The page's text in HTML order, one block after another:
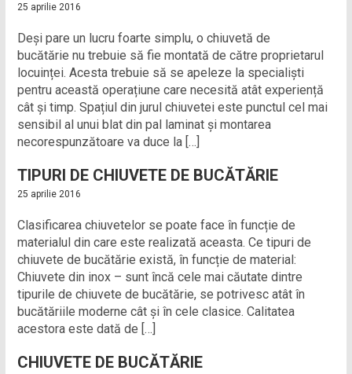
25 aprilie 2016
Deși pare un lucru foarte simplu, o chiuvetă de
bucătărie nu trebuie să fie montată de către proprietarul
locuinței. Acesta trebuie să se apeleze la specialiști
pentru această operațiune care necesită atât experiență
cât și timp. Spațiul din jurul chiuvetei este punctul cel mai
sensibil al unui blat din pal laminat și montarea
necorespunzătoare va duce la […]
TIPURI DE CHIUVETE DE BUCĂTĂRIE
25 aprilie 2016
Clasificarea chiuvetelor se poate face în funcție de
materialul din care este realizată aceasta. Ce tipuri de
chiuvete de bucătărie există, în funcție de material:
Chiuvete din inox – sunt încă cele mai căutate dintre
tipurile de chiuvete de bucătărie, se potrivesc atât în
bucătăriile moderne cât și în cele clasice. Calitatea
acestora este dată de […]
CHIUVETE DE BUCĂTĂRIE